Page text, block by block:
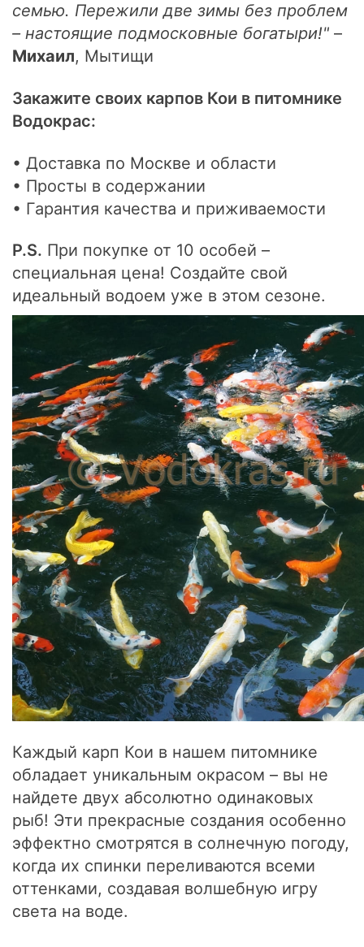
семью. Пережили две зимы без проблем
– настоящие подмосковные богатыри!" –
Михаил, Мытищи
Закажите своих карпов Кои в питомнике
Водокрас:
• Доставка по Москве и области
• Просты в содержании
• Гарантия качества и приживаемости
P.S. При покупке от 10 особей –
специальная цена! Создайте свой
идеальный водоем уже в этом сезоне.
Каждый карп Кои в нашем питомнике
обладает уникальным окрасом – вы не
найдете двух абсолютно одинаковых
рыб! Эти прекрасные создания особенно
эффектно смотрятся в солнечную погоду,
когда их спинки переливаются всеми
оттенками, создавая волшебную игру
света на воде.